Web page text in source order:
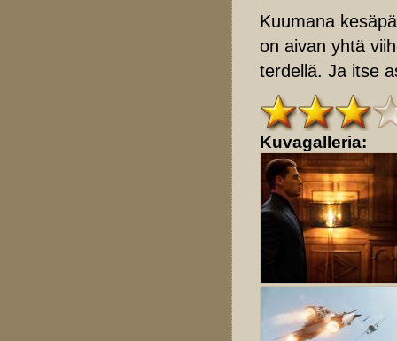
Kuumana
on aivan yhtä
terdellä. Ja itse
Kuvagalleria: